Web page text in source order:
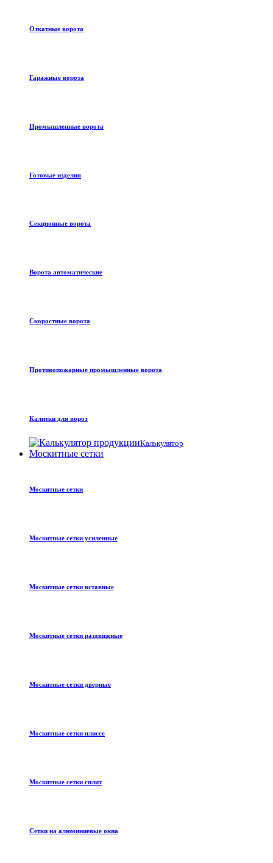
Откатные ворота
Гаражные ворота
Промышленные ворота
Готовые изделия
Секционные ворота
Ворота автоматические
Скоростные ворота
Противопожарные промышленные ворота
Калитки для ворот
Калькулятор
Москитные сетки
Москитные сетки
Москитные сетки усиленные
Москитные сетки вставные
Москитные сетки раздвижные
Москитные сетки дверные
Москитные сетки плиссе
Москитные сетки сплит
Сетки на алюминиевые окна